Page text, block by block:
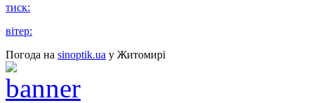
тиск:
вітер:
Погода на sinoptik.ua у Житомирі